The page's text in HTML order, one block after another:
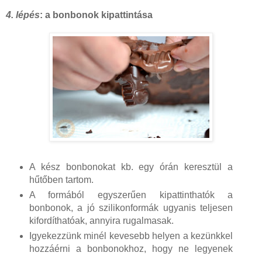
4. lépés: a bonbonok kipattintása
A kész bonbonokat kb. egy órán keresztül a
hűtőben tartom.
A formából egyszerűen kipattinthatók a
bonbonok, a jó szilikonformák ugyanis teljesen
kifordíthatóak, annyira rugalmasak.
Igyekezzünk minél kevesebb helyen a kezünkkel
hozzáérni a bonbonokhoz, hogy ne legyenek